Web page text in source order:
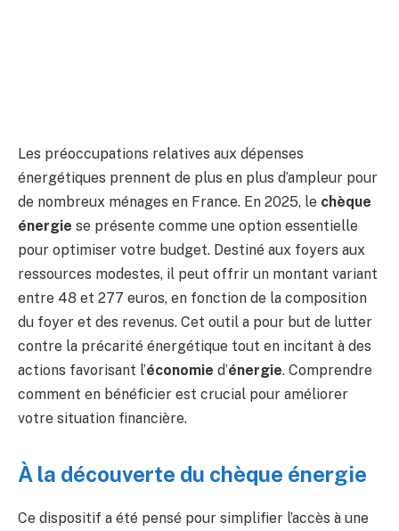
Les préoccupations relatives aux dépenses
énergétiques prennent de plus en plus d’ampleur pour
de nombreux ménages en France. En 2025, le chèque
énergie se présente comme une option essentielle
pour optimiser votre budget. Destiné aux foyers aux
ressources modestes, il peut offrir un montant variant
entre 48 et 277 euros, en fonction de la composition
du foyer et des revenus. Cet outil a pour but de lutter
contre la précarité énergétique tout en incitant à des
actions favorisant l’économie d’énergie. Comprendre
comment en bénéficier est crucial pour améliorer
votre situation financière.
À la découverte du chèque énergie
Ce dispositif a été pensé pour simplifier l’accès à une